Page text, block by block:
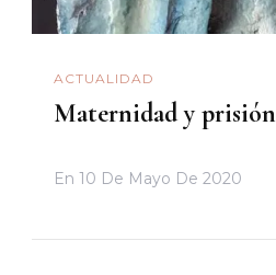
ACTUALIDAD
Maternidad y prisión
En 10 De Mayo De 2020